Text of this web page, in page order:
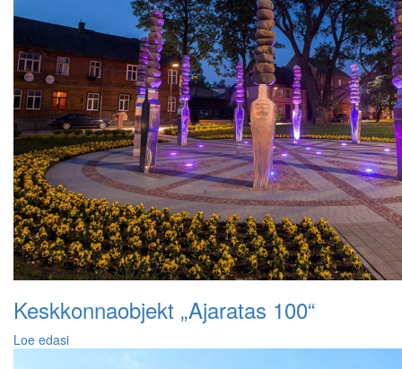
Keskkonnaobjekt „Ajaratas 100“
Loe edasi